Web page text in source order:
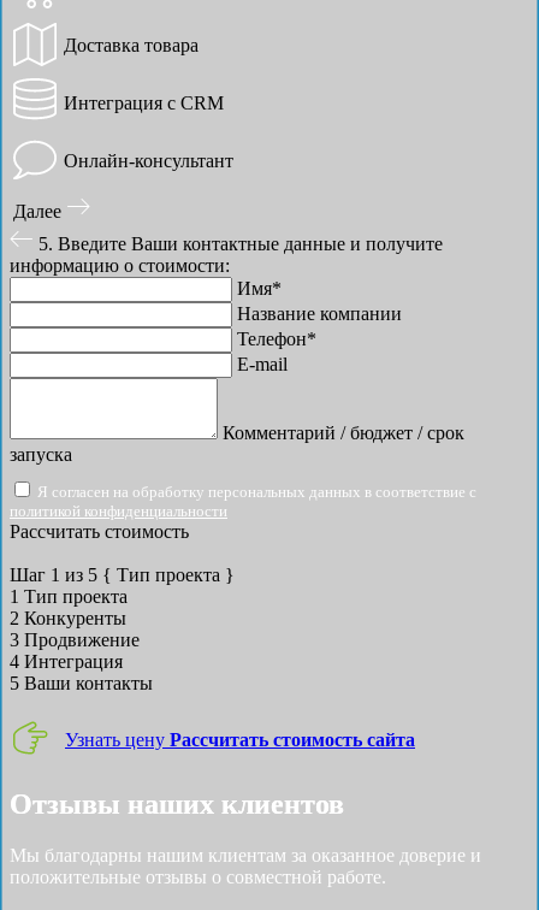
Доставка товара
Интеграция с CRM
Онлайн-консультант
Далее
5. Введите Ваши контактные данные и получите
информацию о стоимости:
Имя*
Название компании
Телефон*
E-mail
Комментарий / бюджет / срок
запуска
Я согласен на обработку персональных данных в соответствие с
политикой конфиденциальности
Рассчитать стоимость
Шаг 1 из 5 { Тип проекта }
1 Тип проекта
2 Конкуренты
3 Продвижение
4 Интеграция
5 Ваши контакты
Узнать цену Рассчитать стоимость сайта
Отзывы наших клиентов
Мы благодарны нашим клиентам за оказанное доверие и
положительные отзывы о совместной работе.